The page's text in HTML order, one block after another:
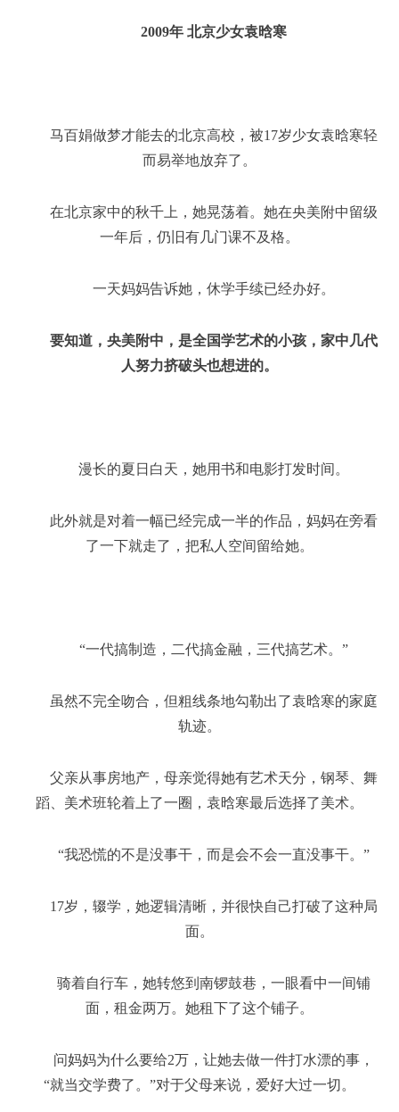
2009年 北京少女袁晗寒
马百娟做梦才能去的北京高校，被17岁少女袁晗寒轻
而易举地放弃了。
在北京家中的秋千上，她晃荡着。她在央美附中留级
一年后，仍旧有几门课不及格。
一天妈妈告诉她，休学手续已经办好。
要知道，央美附中，是全国学艺术的小孩，家中几代
人努力挤破头也想进的。
漫长的夏日白天，她用书和电影打发时间。
此外就是对着一幅已经完成一半的作品，妈妈在旁看
了一下就走了，把私人空间留给她。
“一代搞制造，二代搞金融，三代搞艺术。”
虽然不完全吻合，但粗线条地勾勒出了袁晗寒的家庭
轨迹。
父亲从事房地产，母亲觉得她有艺术天分，钢琴、舞
蹈、美术班轮着上了一圈，袁晗寒最后选择了美术。
“我恐慌的不是没事干，而是会不会一直没事干。”
17岁，辍学，她逻辑清晰，并很快自己打破了这种局
面。
骑着自行车，她转悠到南锣鼓巷，一眼看中一间铺
面，租金两万。她租下了这个铺子。
问妈妈为什么要给2万，让她去做一件打水漂的事，
“就当交学费了。”对于父母来说，爱好大过一切。